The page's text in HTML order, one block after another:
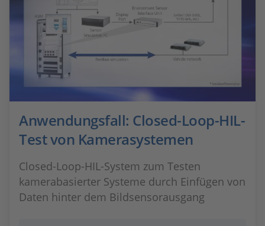
Anwendungsfall: Closed-Loop-HIL-
Test von Kamerasystemen
Closed-Loop-HIL-System zum Testen
kamerabasierter Systeme durch Einfügen von
Daten hinter dem Bildsensorausgang